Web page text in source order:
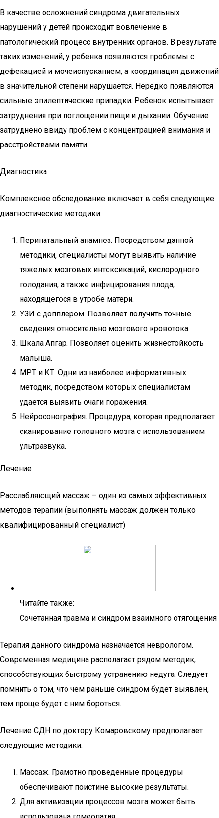
В качестве осложнений синдрома двигательных
нарушений у детей происходит вовлечение в
патологический процесс внутренних органов. В результате
таких изменений, у ребенка появляются проблемы с
дефекацией и мочеиспусканием, а координация движений
в значительной степени нарушается. Нередко появляются
сильные эпилептические припадки. Ребенок испытывает
затруднения при поглощении пищи и дыхании. Обучение
затруднено ввиду проблем с концентрацией внимания и
расстройствами памяти.
Диагностика
Комплексное обследование включает в себя следующие
диагностические методики:
Перинатальный анамнез. Посредством данной
методики, специалисты могут выявить наличие
тяжелых мозговых интоксикаций, кислородного
голодания, а также инфицирования плода,
находящегося в утробе матери.
УЗИ с допплером. Позволяет получить точные
сведения относительно мозгового кровотока.
Шкала Апгар. Позволяет оценить жизнестойкость
малыша.
МРТ и КТ. Одни из наиболее информативных
методик, посредством которых специалистам
удается выявить очаги поражения.
Нейросонография. Процедура, которая предполагает
сканирование головного мозга с использованием
ультразвука.
Лечение
Расслабляющий массаж – один из самых эффективных
методов терапии (выполнять массаж должен только
квалифицированный специалист)
Читайте также:
Сочетанная травма и синдром взаимного отягощения
Терапия данного синдрома назначается неврологом.
Современная медицина располагает рядом методик,
способствующих быстрому устранению недуга. Следует
помнить о том, что чем раньше синдром будет выявлен,
тем проще будет с ним бороться.
Лечение СДН по доктору Комаровскому предполагает
следующие методики:
Массаж. Грамотно проведенные процедуры
обеспечивают поистине высокие результаты.
Для активизации процессов мозга может быть